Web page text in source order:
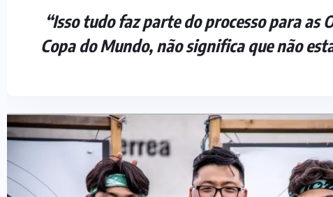
“Isso tudo faz parte do processo para as
Copa do Mundo, não significa que não